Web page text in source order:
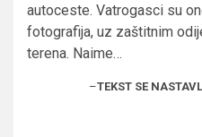
autoceste. Vatrogasci su
fotografija, uz zaštitnim
terena. Naime…
–TEKST SE